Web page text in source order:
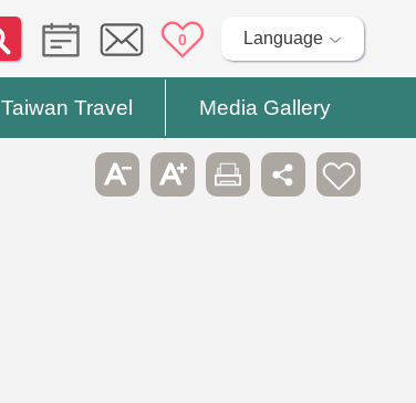
0 Language
Taiwan Travel Media Gallery